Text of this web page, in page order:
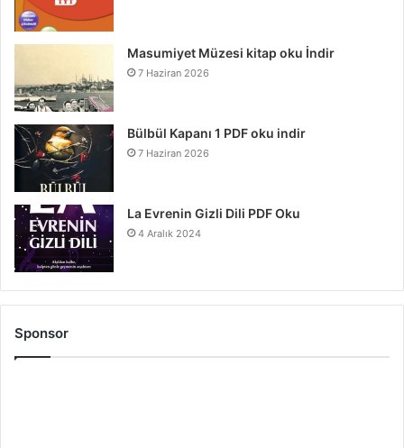
Masumiyet Müzesi kitap oku İndir
7 Haziran 2026
Bülbül Kapanı 1 PDF oku indir
7 Haziran 2026
La Evrenin Gizli Dili PDF Oku
4 Aralık 2024
Sponsor